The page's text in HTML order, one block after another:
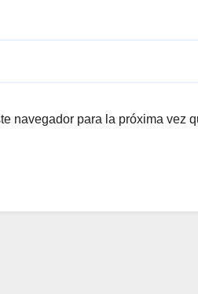
navegador para la próxima vez